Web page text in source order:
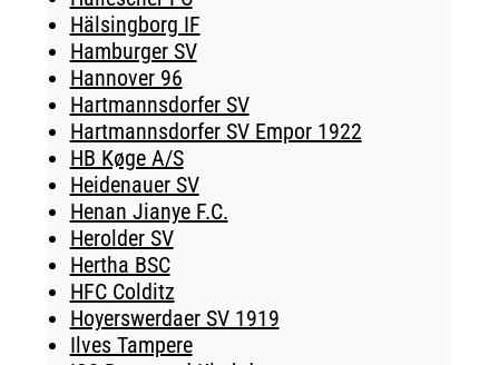
Hälsingborg IF
Hamburger SV
Hannover 96
Hartmannsdorfer SV
Hartmannsdorfer SV Empor 1922
HB Køge A/S
Heidenauer SV
Henan Jianye F.C.
Herolder SV
Hertha BSC
HFC Colditz
Hoyerswerdaer SV 1919
Ilves Tampere